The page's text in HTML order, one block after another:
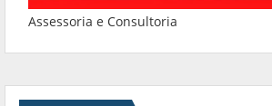
Assessoria e Consultoria